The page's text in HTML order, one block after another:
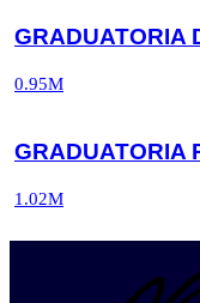
GRADUATORIA
0.95M
GRADUATORIA
1.02M